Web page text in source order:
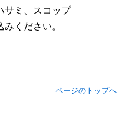
ミ、スコップ
ください。
ページのトップへ